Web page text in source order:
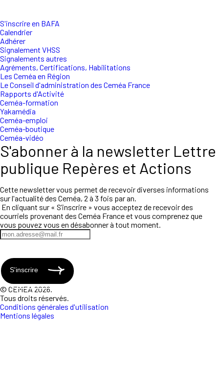
S'inscrire en BAFA
Calendrier
Adhérer
Signalement VHSS
Signalements autres
Agréments, Certifications, Habilitations
Les Ceméa en Région
Le Conseil d'administration des Ceméa France
Rapports d'Activité
Ceméa-formation
Yakamédia
Ceméa-emploi
Ceméa-boutique
Ceméa-vidéo
S'abonner à la newsletter Lettre
publique Repères et Actions
Cette newsletter vous permet de recevoir diverses informations
sur l'actualité des Ceméa, 2 à 3 fois par an.
En cliquant sur « S’inscrire » vous acceptez de recevoir des
courriels provenant des Ceméa France et vous comprenez que
vous pouvez vous en désabonner à tout moment.
S'inscrire
© CEMEA 2026.
Tous droits réservés.
Conditions générales d'utilisation
Mentions légales